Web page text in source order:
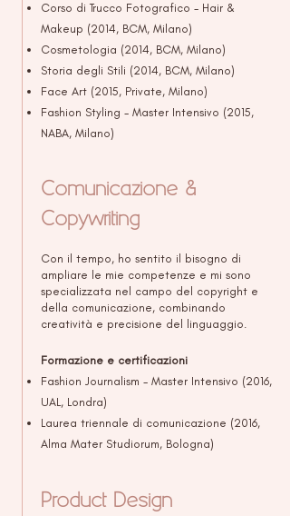
Corso di Trucco Fotografico - Hair &
Makeup (2014, BCM, Milano)
Cosmetologia (2014, BCM, Milano)
Storia degli Stili (2014, BCM, Milano)
Face Art (2015, Private, Milano)
Fashion Styling - Master Intensivo (2015,
NABA, Milano)
Comunicazione &
Copywriting
Con il tempo, ho sentito il bisogno di
ampliare le mie competenze e mi sono
specializzata nel campo del copyright e
della comunicazione, combinando
creatività e precisione del linguaggio.
Formazione e certificazioni
Fashion Journalism - Master Intensivo (2016,
UAL, Londra)
Laurea triennale di comunicazione (2016,
Alma Mater Studiorum, Bologna)
Product Design